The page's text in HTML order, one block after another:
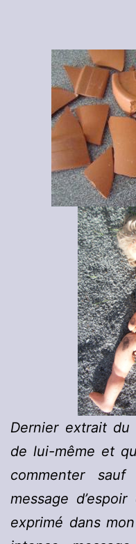
Dernier extrait du
de lui-même et
commenter
message
exprimé dans